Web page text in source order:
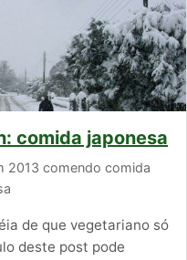
comida japonesa
2013 comendo comida
de que vegetariano só
deste post pode